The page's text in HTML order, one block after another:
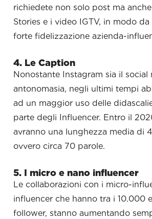
richiedete non solo post ma
Stories e i video IGTV, in modo
forte fidelizzazione azienda-
4. Le Caption
Nonostante Instagram sia il social
antonomasia, negli ultimi tempi
ad un maggior uso delle
parte degli Influencer. Entro il
avranno una lunghezza media di
ovvero circa 70 parole.
5. I micro e nano influencer
Le collaborazioni con i micro-
influencer che hanno tra i 10.000
follower, stanno aumentando